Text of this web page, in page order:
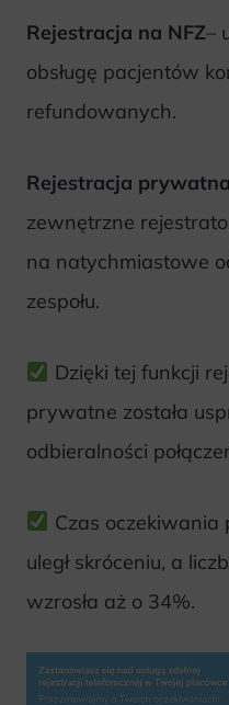
Rejestracja na NFZ–
obsługę pacjentów
refundowanych.
Rejestracja prywatna
zewnętrzne
na natychmiastowe
zespołu.
Dzięki tej funkcji
prywatne została
odbieralności
Czas oczekiwania
uległ skróceniu, a
wzrosła aż o 34%.